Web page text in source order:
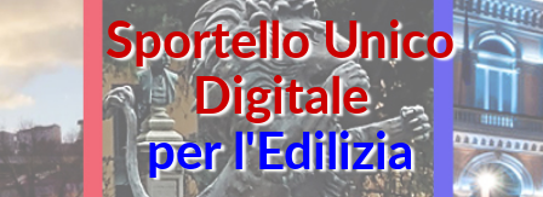
Sportello Unico
Digitale
per l'Edilizia